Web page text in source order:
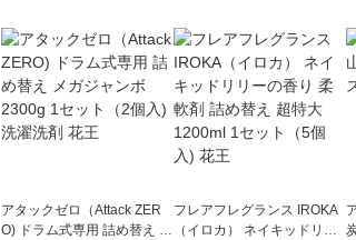
アタックゼロ（Attack ZER
O) ドラム式専用 詰め替え メ
フレアフレグランス IROKA
（イロカ） ネイキッドリリ